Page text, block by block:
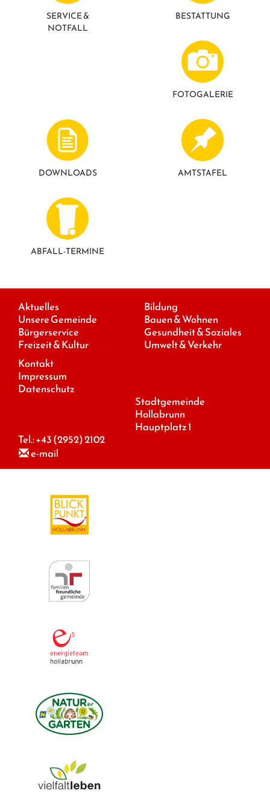
ANSPRECHPARTNER
GESUNDE GEMEINDE
SERVICE &
NOTFALL
BESTATTUNG
FOTO­GALERIE
DOWNLOADS AMTSTAFEL
ABFALL-TERMINE
Aktuelles
Unsere Gemeinde
Bürgerservice
Freizeit & Kultur
Bildung
Bauen & Wohnen
Gesundheit & Soziales
Umwelt & Verkehr
Kontakt
Impressum
Datenschutz
Stadtgemeinde
Hollabrunn
Hauptplatz 1
Tel.:+43 (2952) 2102
e-mail